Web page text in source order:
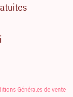
Générales de vente